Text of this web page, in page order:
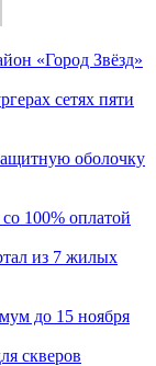
«Город Звёзд»
сетях пяти
оболочку
100% оплатой
из 7 жилых
до 15 ноября
скверов